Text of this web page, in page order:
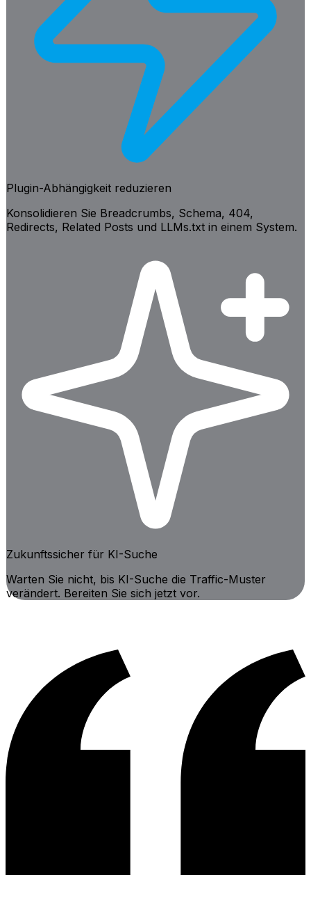
Plugin-Abhängigkeit reduzieren
Konsolidieren Sie Breadcrumbs, Schema, 404,
Redirects, Related Posts und LLMs.txt in einem System.
Zukunftssicher für KI-Suche
Warten Sie nicht, bis KI-Suche die Traffic-Muster
verändert. Bereiten Sie sich jetzt vor.